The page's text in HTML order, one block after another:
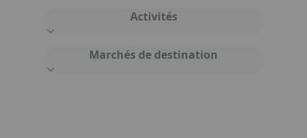
Activités
Marchés de destination